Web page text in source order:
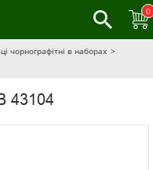
0
чорнографітні в наборах
43104